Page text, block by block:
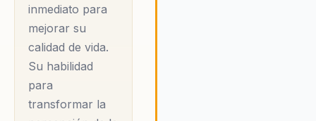
apoyo emocional.
Además de su trabajo
como autora, María
Clara es una
destacada
inmediato para
mejorar su
calidad de vida.
Su habilidad
para
transformar la